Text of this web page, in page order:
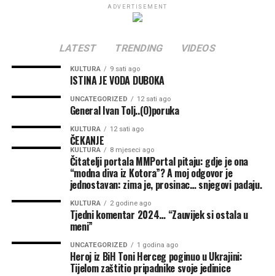
#istina #savest #granice #odgovornost #manipulacija
#samopostovanje #emocionalnainteligencija
#psihologijazivota #unutrasnjimir
dostojanstvenog čuvanja uspomene na hrvatske
branitelje i sve koji su dali doprinos obrani i oslobođenju
obilježavanje ove obljetnice predstavlja trajnu obvezu
očuvanja istine o ulozi hrvatskog naroda i HVO-a u
obrani hrvatskih prostora u Bosni i Hercegovini te
njegovanju kulture sjećanja.
Tijekom razgovora potvrđeno je kako će Hrvatski
narodni sabor Bosne i Hercegovine biti pokrovitelj
obilježavanja 31. obljetnice VRO „Maestral“ i
oslobođenja Jajca, nastavljajući višegodišnju potporu
organizaciji ove značajne obljetnice.
Sugovornici su naglasili kako je očuvanje povijesne istine,
zajedništva i dostojanstvenog odnosa prema hrvatskim
braniteljima i žrtvama Domovinskog rata trajna
odgovornost hrvatskih političkih i društvenih institucija.
ADVERTISEMENT
LATEST TRENDING VIDEOS
KULTURA 9 sati ago
ISTINA JE VODA DUBOKA
UNCATEGORIZED 12 sati ago
General Ivan Tolj..(O)poruka
KULTURA 12 sati ago
ČEKANJE
KULTURA 8 mjeseci ago
Čitatelji portala MMPortal pitaju: gdje je ona
“modna diva iz Kotora”? A moj odgovor je
jednostavan: zima je, prosinac… snjegovi padaju.
KULTURA 2 godine ago
Tjedni komentar 2024… “Zauvijek si ostala u
meni”
UNCATEGORIZED 1 godina ago
Heroj iz BiH Toni Herceg poginuo u Ukrajini:
Tijelom zaštitio pripadnike svoje jedinice